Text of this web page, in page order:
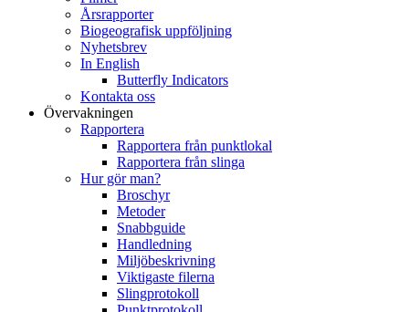
Årsrapporter
Biogeografisk uppföljning
Nyhetsbrev
In English
Butterfly Indicators
Kontakta oss
Övervakningen
Rapportera
Rapportera från punktlokal
Rapportera från slinga
Hur gör man?
Broschyr
Metoder
Snabbguide
Handledning
Miljöbeskrivning
Viktigaste filerna
Slingprotokoll